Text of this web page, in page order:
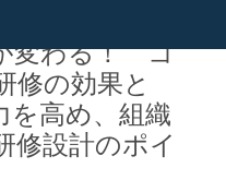
変わる！ コ
修の効果と
高め、組織
修設計のポイ